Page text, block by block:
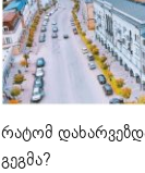
რატომ
გეგმა?